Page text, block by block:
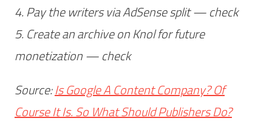
4. Pay the writers via AdSense split — check
5. Create an archive on Knol for future
monetization — check
Source:Is Google A Content Company? Of
Course It Is. So What Should Publishers Do?